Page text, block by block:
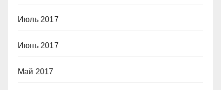
Июль 2017
Июнь 2017
Май 2017